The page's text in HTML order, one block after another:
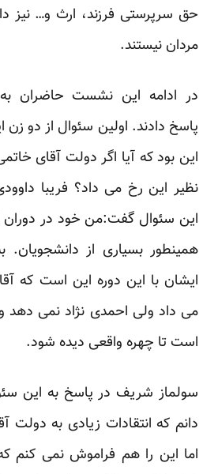
حق سرپرستی فرزند، ارث و… نیز
مردان نیستند.
در ادامه این نشست حاضران به
پاسخ دادند. اولین سئوال از دو
این بود که آیا اگر دولت آقای
نظیر این رخ می داد؟ فریبا
این سئوال گفت:من خود در دوران
همینطور بسیاری از
ایشان با این دوره این است که
می داد ولی احمدی نژاد نمی دهد
است تا چهره واقعی دیده شود.
سولماز شریف در پاسخ به این
دانم که انتقادات زیادی به دولت
اما این را هم فراموش نمی کنم